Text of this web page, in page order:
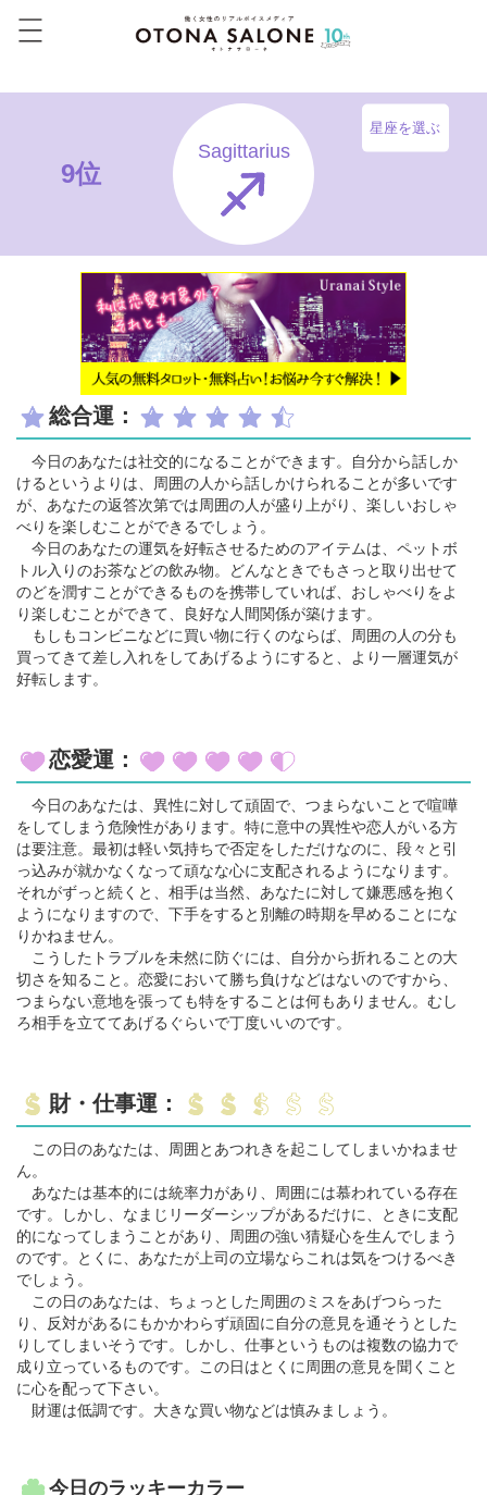
9位
Sagittarius
星座を選ぶ
総合運：
今日のあなたは社交的になることができます。自分から話しか
けるというよりは、周囲の人から話しかけられることが多いです
が、あなたの返答次第では周囲の人が盛り上がり、楽しいおしゃ
べりを楽しむことができるでしょう。
今日のあなたの運気を好転させるためのアイテムは、ペットボ
トル入りのお茶などの飲み物。どんなときでもさっと取り出せて
のどを潤すことができるものを携帯していれば、おしゃべりをよ
り楽しむことができて、良好な人間関係が築けます。
もしもコンビニなどに買い物に行くのならば、周囲の人の分も
買ってきて差し入れをしてあげるようにすると、より一層運気が
好転します。
恋愛運：
今日のあなたは、異性に対して頑固で、つまらないことで喧嘩
をしてしまう危険性があります。特に意中の異性や恋人がいる方
は要注意。最初は軽い気持ちで否定をしただけなのに、段々と引
っ込みが就かなくなって頑なな心に支配されるようになります。
それがずっと続くと、相手は当然、あなたに対して嫌悪感を抱く
ようになりますので、下手をすると別離の時期を早めることにな
りかねません。
こうしたトラブルを未然に防ぐには、自分から折れることの大
切さを知ること。恋愛において勝ち負けなどはないのですから、
つまらない意地を張っても特をすることは何もありません。むし
ろ相手を立ててあげるぐらいで丁度いいのです。
財・仕事運：
この日のあなたは、周囲とあつれきを起こしてしまいかねませ
ん。
あなたは基本的には統率力があり、周囲には慕われている存在
です。しかし、なまじリーダーシップがあるだけに、ときに支配
的になってしまうことがあり、周囲の強い猜疑心を生んでしまう
のです。とくに、あなたが上司の立場ならこれは気をつけるべき
でしょう。
この日のあなたは、ちょっとした周囲のミスをあげつらった
り、反対があるにもかかわらず頑固に自分の意見を通そうとした
りしてしまいそうです。しかし、仕事というものは複数の協力で
成り立っているものです。この日はとくに周囲の意見を聞くこと
に心を配って下さい。
財運は低調です。大きな買い物などは慎みましょう。
今日のラッキーカラー